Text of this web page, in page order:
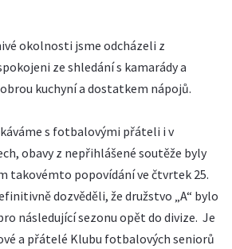
okolnosti jsme odcházeli z
ze shledání s kamarády a
kuchyní a dostatkem nápojů.
s fotbalovými přáteli i v
obavy z nepřihlášené soutěže byly
takovémto popovídání ve čtvrtek 25.
dozvěděli, že družstvo „A“ bylo
následující sezonu opět do divize. Je
a přátelé Klubu fotbalových seniorů